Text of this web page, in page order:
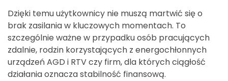
Dzięki temu użytkownicy nie muszą martwić się o
brak zasilania w kluczowych momentach. To
szczególnie ważne w przypadku osób pracujących
zdalnie, rodzin korzystających z energochłonnych
urządzeń AGD i RTV czy firm, dla których ciągłość
działania oznacza stabilność finansową.